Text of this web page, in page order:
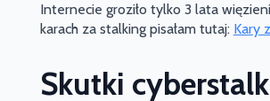
Internecie groziło tylko 3 lata
karach za stalking pisałam tutaj: Kary
Skutki